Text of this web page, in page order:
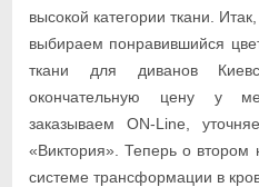
высокой категории ткани.
выбираем понравившийся
ткани для диванов
окончательную цену у
заказываем ON-Line,
«Виктория». Теперь о
системе трансформации в